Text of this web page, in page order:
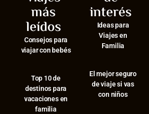
más
leídos
Consejos para
viajar con bebés
⁠Top 10 de
destinos para
vacaciones en
familia
interés
Ideas para
Viajes en
Familia
El mejor seguro
de viaje si vas
con niños